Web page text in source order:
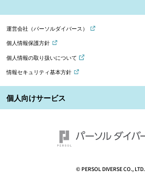
個人向けサービス
運営会社（パーソルダイバース）
個人情報保護方針
個人情報の取り扱いについて
情報セキュリティ基本方針
© PERSOL DIVERSE CO., LTD.